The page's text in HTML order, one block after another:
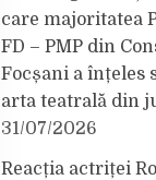
care majoritatea
FD – PMP din
Focșani a înțeles
arta teatrală din
31/07/2026
Reacția actriței